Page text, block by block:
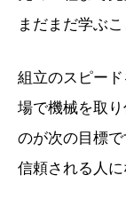
まだまだ学ぶ
組立のスピー
場で機械を取
のが次の目標で
信頼される人に